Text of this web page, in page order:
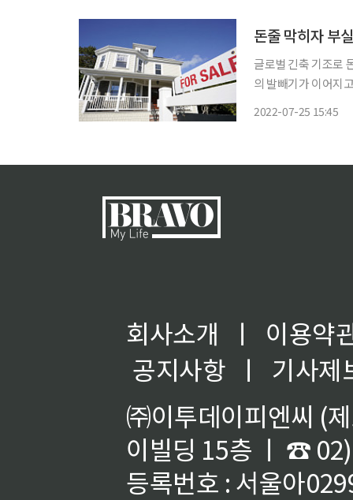
돈줄 막히자 부
글로벌 긴축 기조로
의 발빼기가 이어지
2022-07-25 15:45
회사소개 ㅣ
이용약
공지사항
ㅣ
기사제
㈜이투데이피엔씨 (
이빌딩 15층 ㅣ ☎
등록번호 : 서울아